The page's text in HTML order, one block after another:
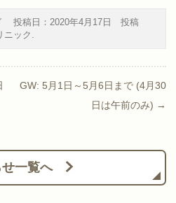
投稿日： 2020年4月17日
投稿
ニック
GW: 5月1日～5月6日まで (4月30
日は午前のみ) →
せ一覧へ